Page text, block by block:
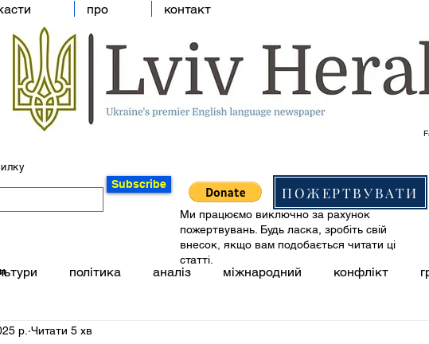
про контакт
Subscribe ПОЖЕРТВУВАТИ
Ми працюємо виключно за рахунок
пожертвувань. Будь ласка, зробіть свій
внесок, якщо вам подобається читати ці
статті.
політика аналіз міжнародний конфлікт
р. Читати 5 хв